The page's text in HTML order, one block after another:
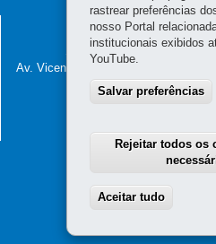
SECRETARIA
Sede administrativa (não há
Av. Vicente Machado, 445 - Centro
Atendimento
0800 041 1528
rastrear preferências
nosso Portal
institucionais exibidos
YouTube.
Salvar preferências
Rejeitar todos os
Aceitar tudo